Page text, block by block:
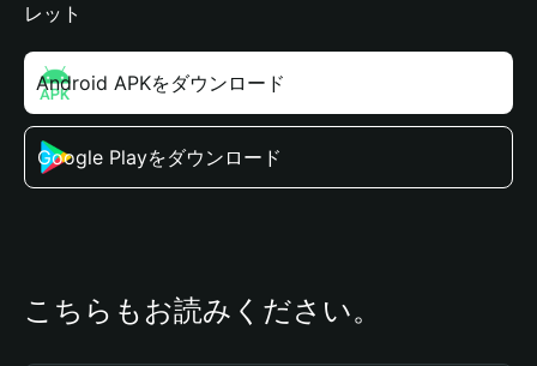
レット
Android APKをダウンロード
Google Playをダウンロード
こちらもお読みください。